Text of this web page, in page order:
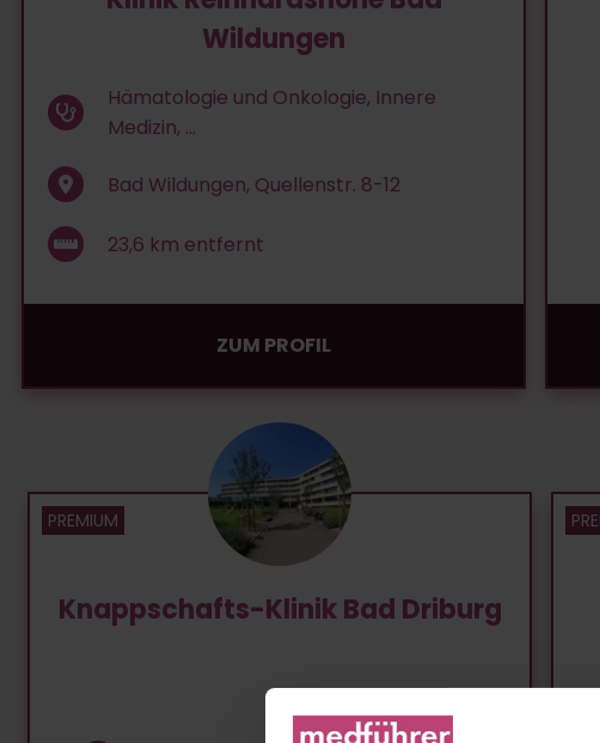
Wildungen
Hämatologie und Onkologie, Innere
Medizin, ...
Bad Wildungen, Quellenstr. 8-12
23,6 km entfernt
ZUM PROFIL
Knapp­schafts-Kli­nik Bad Dri­burg